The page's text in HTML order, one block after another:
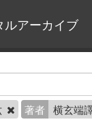
ルアーカイブ
著者 横玄端